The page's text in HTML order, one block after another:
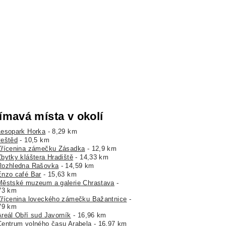
místa v okolí
Horka- 8,29 km
- 10,5 km
zámečku Zásadka- 12,9 km
kláštera Hradiště - 14,33 km
Rašovka- 14,59 km
café Bar - 15,63 km
muzeum a galerie Chrastava-
km
loveckého zámečku Bažantnice -
km
Obří sud Javorník - 16,96 km
volného času Arabela- 16,97 km